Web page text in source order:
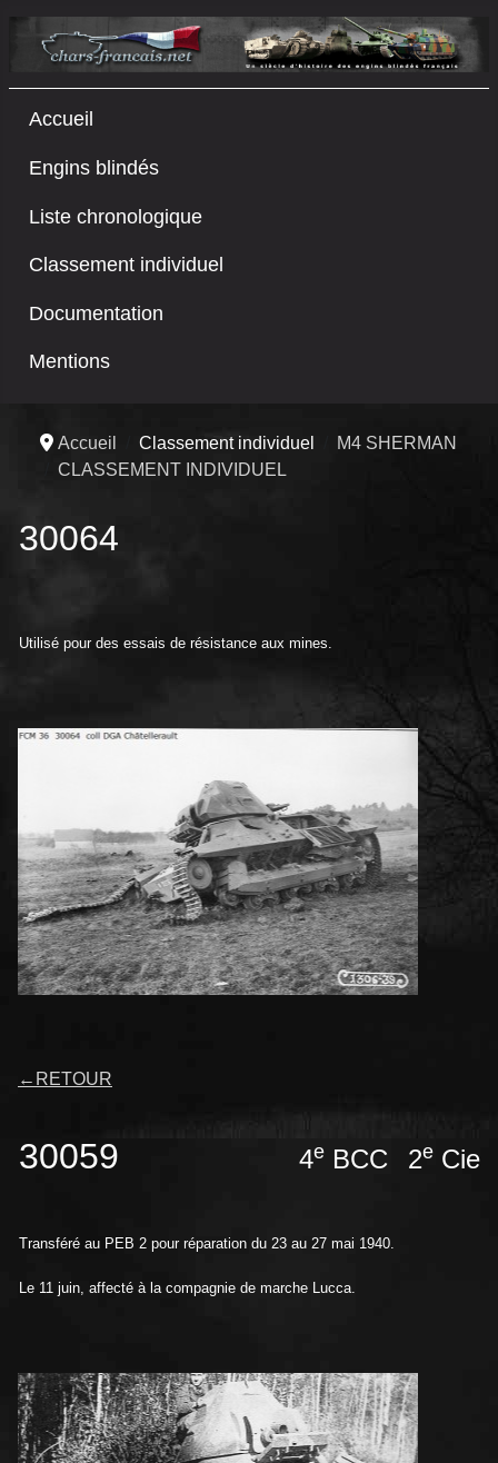
Accueil
Engins blindés
Liste chronologique
Classement individuel
Documentation
Mentions
Accueil Classement individuel
M4 SHERMAN
CLASSEMENT INDIVIDUEL
30064
Utilisé pour des essais de résistance aux mines.
← RETOUR
30059 4e BCC 2e
Transféré au PEB 2 pour réparation du 23 au 27 mai 1940.
Le 11 juin, affecté à la compagnie de marche Lucca.